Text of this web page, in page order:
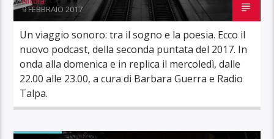
9 FEBBRAIO 2017
Un viaggio sonoro: tra il sogno e la poesia. Ecco il
nuovo podcast, della seconda puntata del 2017. In
onda alla domenica e in replica il mercoledì, dalle
22.00 alle 23.00, a cura di Barbara Guerra e Radio
Talpa.